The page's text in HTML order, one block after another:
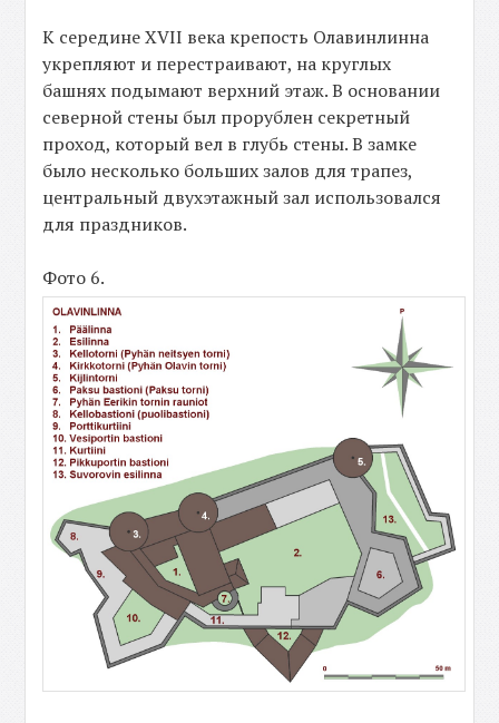
К середине XVII века крепость Олавинлинна
укрепляют и перестраивают, на круглых
башнях подымают верхний этаж. В основании
северной стены был прорублен секретный
проход, который вел в глубь стены. В замке
было несколько больших залов для трапез,
центральный двухэтажный зал использовался
для праздников.
Фото 6.